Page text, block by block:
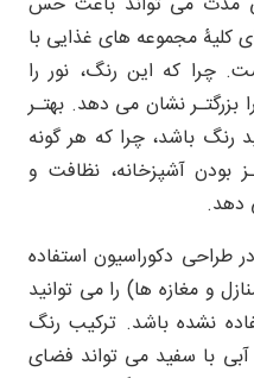
کلیۀ مجموعه های غذایی با
چرا که این رنگ، نور را
نشان می دهد. بهتـر
باشد، چرا که هر گونه
بودن آشپزخانه، نظافت و
دهد.
طراحی دکوراسیون استفاده
و مغازه ها) را می توانید
نشده باشد. ترکیب رنگ
با سفید می تواند فضای